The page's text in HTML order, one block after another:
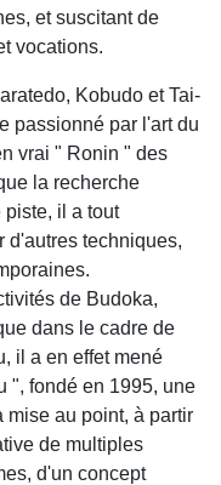
et suscitant de
vocations.
Kobudo et Tai-
passionné par l'art du
vrai " Ronin " des
la recherche
il a tout
d'autres techniques,
de Budoka,
dans le cadre de
il a en effet mené
", fondé en 1995, une
mise au point, à partir
de multiples
d'un concept